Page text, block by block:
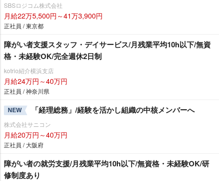
SBSロジコム株式会社
月給22万5,500円～41万3,900円
正社員 / 東京都
障がい者支援スタッフ・デイサービス/月残業平均10h以下/無資
格・未経験OK/完全週休2日制
kotrio紹介横浜支店
月給24万円～40万円
正社員 / 神奈川県
NEW 「経理総務」/経験を活かし組織の中核メンバーへ
株式会社サニコン
月給20万円～40万円
正社員 / 大阪府
障がい者の就労支援/月残業平均10h以下/無資格・未経験OK/研
修制度あり